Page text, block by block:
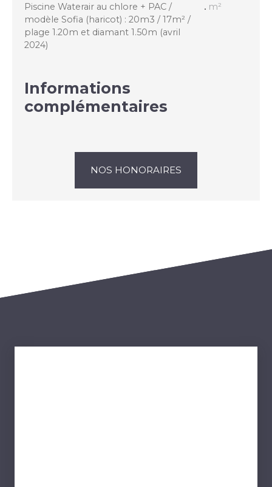
Piscine Waterair au chlore + PAC /
modèle Sofia (haricot) : 20m3 / 17m² /
plage 1.20m et diamant 1.50m (avril
2024)
m²
Informations
complémentaires
NOS HONORAIRES